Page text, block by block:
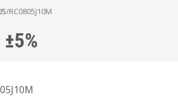
/RC0805J10M